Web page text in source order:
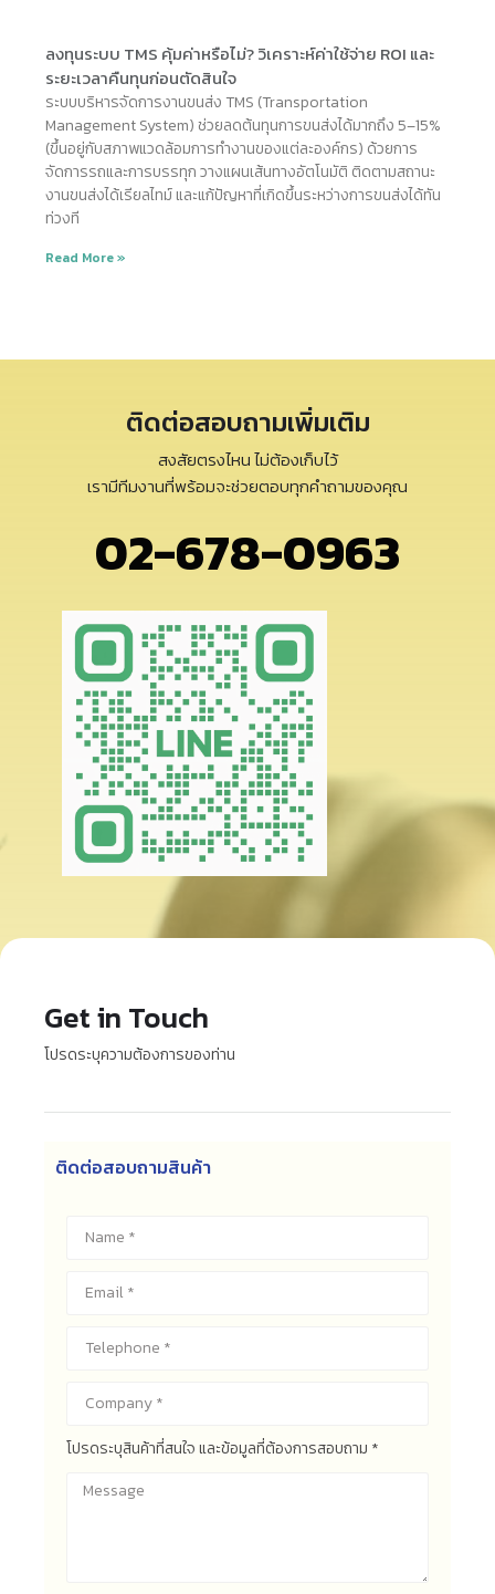
ลงทุนระบบ TMS คุ้มค่าหรือไม่? วิเคราะห์ค่าใช้จ่าย ROI และ
ระยะเวลาคืนทุนก่อนตัดสินใจ
ระบบบริหารจัดการงานขนส่ง TMS (Transportation
Management System) ช่วยลดต้นทุนการขนส่งได้มากถึง 5–15%
(ขึ้นอยู่กับสภาพแวดล้อมการทำงานของแต่ละองค์กร) ด้วยการ
จัดการรถและการบรรทุก วางแผนเส้นทางอัตโนมัติ ติดตามสถานะ
งานขนส่งได้เรียลไทม์ และแก้ปัญหาที่เกิดขึ้นระหว่างการขนส่งได้ทัน
ท่วงที
Read More »
ติดต่อสอบถามเพิ่มเติม
สงสัยตรงไหน ไม่ต้องเก็บไว้
เรามีทีมงานที่พร้อมจะช่วยตอบทุกคำถามของคุณ
02-678-0963
Get in Touch
โปรดระบุความต้องการของท่าน
ติดต่อสอบถามสินค้า
โปรดระบุสินค้าที่สนใจ และข้อมูลที่ต้องการสอบถาม *